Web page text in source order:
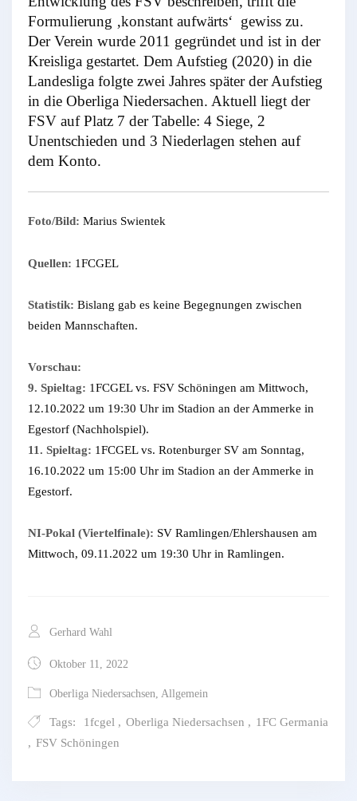
Formulierung ‚konstant aufwärts‘ gewiss zu.
Der Verein wurde 2011 gegründet und ist in der
Kreisliga gestartet. Dem Aufstieg (2020) in die
Landesliga folgte zwei Jahres später der Aufstieg
in die Oberliga Niedersachen. Aktuell liegt der
FSV auf Platz 7 der Tabelle: 4 Siege, 2
Unentschieden und 3 Niederlagen stehen auf
dem Konto.
Foto/Bild: Marius Swientek
Quellen: 1FCGEL
Statistik: Bislang gab es keine Begegnungen zwischen
beiden Mannschaften.
Vorschau:
9. Spieltag: 1FCGEL vs. FSV Schöningen am Mittwoch,
12.10.2022 um 19:30 Uhr im Stadion an der Ammerke in
Egestorf (Nachholspiel).
11. Spieltag: 1FCGEL vs. Rotenburger SV am Sonntag,
16.10.2022 um 15:00 Uhr im Stadion an der Ammerke in
Egestorf.
NI-Pokal (Viertelfinale): SV Ramlingen/Ehlershausen am
Mittwoch, 09.11.2022 um 19:30 Uhr in Ramlingen.
Gerhard Wahl
Oktober 11, 2022
Oberliga Niedersachsen Allgemein
Tags: 1fcgel , Oberliga Niedersachsen , 1FC Germania
, FSV Schöningen